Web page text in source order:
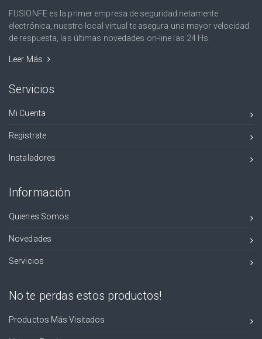
FUSIONFE es la primer empresa de seguridad netamente
electrónica, nuestro local virtual te asegura una mayor velocidad
de respuesta, las últimas novedades on-line las 24 Hs.
Leer Más
Servicios
Mi Cuenta
Registrate
Instaladores
Información
Quienes Somos
Novedades
Servicios
No te perdas estos productos!
Productos Más Visitados